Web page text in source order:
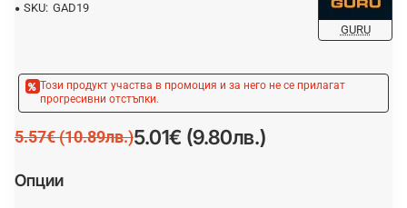
SKU: GAD19
GURU
Този продукт участва в промоция и за него не се прилагат
прогресивни отстъпки.
5.01€ (9.80лв.)
5.57€ (10.89лв.)
Опции